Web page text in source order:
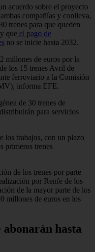
acuerdo sobre el proyecto
compañías y conlleva,
trenes para que queden
que el pago de
no se inicie hasta 2032.
millones de euros por la
los 15 trenes Avril de
ferroviario a la Comisión
informa EFE.
de 30 trenes de
para servicios
los trabajos, con un plazo
primeros trenes
de los trenes por parte
por Renfe de los
de la mayor parte de los
millones de euros en los
abonarán hasta